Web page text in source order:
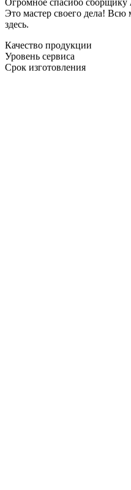
Это мастер своего дела! Всю
здесь.
Качество продукции
Уровень сервиса
Срок изготовления